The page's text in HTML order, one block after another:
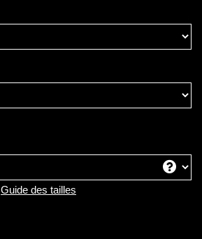
Guide des tailles